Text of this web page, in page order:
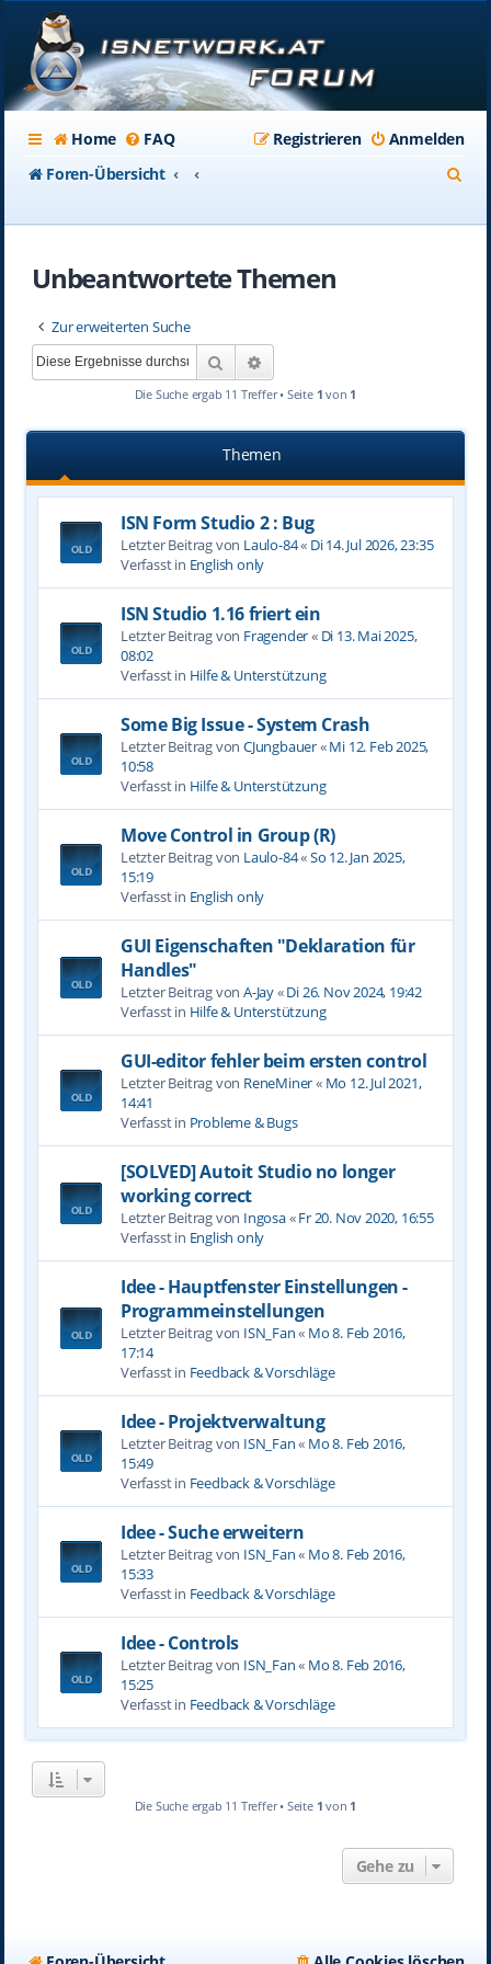
Home FAQ Anmelden
Registrieren
Foren-Übersicht
Unbeantwortete Themen
Zur erweiterten Suche
Suche
Die Suche ergab 11 Treffer • Seite 1 von 1
Themen
ISN Form Studio 2 : Bug
Letzter Beitrag von Laulo-84« Di 14. Jul 2026, 23:35
Verfasst in English only
ISN Studio 1.16 friert ein
Letzter Beitrag von Fragender« Di 13. Mai 2025,
08:02
Verfasst in Hilfe & Unterstützung
Some Big Issue - System Crash
Letzter Beitrag von CJungbauer«Mi 12. Feb 2025,
10:58
Verfasst in Hilfe & Unterstützung
Move Control in Group (R)
Letzter Beitrag von Laulo-84«So 12. Jan 2025,
15:19
Verfasst in English only
GUI Eigenschaften "Deklaration für
Handles"
Letzter Beitrag von A-Jay«Di 26. Nov 2024, 19:42
Verfasst in Hilfe & Unterstützung
GUI-editor fehler beim ersten control
Letzter Beitrag von ReneMiner« Mo 12. Jul 2021,
14:41
Verfasst in Probleme & Bugs
[SOLVED] Autoit Studio no longer
working correct
Letzter Beitrag von Ingosa«Fr 20. Nov 2020, 16:55
Verfasst in English only
Idee - Hauptfenster Einstellungen -
Programmeinstellungen
Letzter Beitrag von ISN_Fan« Mo 8. Feb 2016,
17:14
Verfasst in Feedback & Vorschläge
Idee - Projektverwaltung
Letzter Beitrag von ISN_Fan« Mo 8. Feb 2016,
15:49
Verfasst in Feedback & Vorschläge
Idee - Suche erweitern
Letzter Beitrag von ISN_Fan« Mo 8. Feb 2016,
15:33
Verfasst in Feedback & Vorschläge
Idee - Controls
Letzter Beitrag von ISN_Fan« Mo 8. Feb 2016,
15:25
Verfasst in Feedback & Vorschläge
Die Suche ergab 11 Treffer • Seite 1 von 1
Gehe zu